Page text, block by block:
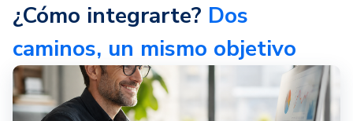
¿Cómo integrarte? Dos
caminos, un mismo objetivo